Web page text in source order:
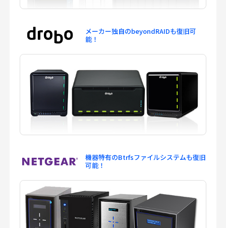
メーカー独自のbeyondRAIDも復旧可
能！
機器特有のBtrfsファイルシステムも復旧
可能！